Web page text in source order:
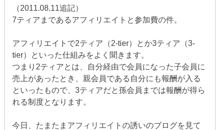
（2011.08.11追記）
7ティアまであるアフィリエイトと参加費の件。
アフィリエイトで2ティア（2-tier）とか3ティア（3-
tier）といった仕組みをよく聞きます。
つまり2ティアとは、自分経由で会員になった子会員に
売上があったとき、親会員である自分にも報酬が入る
といったもので、3ティアだと孫会員までは報酬が得ら
れる制度となります。
今日、たまたまアフィリエイトの誘いのブログを見て